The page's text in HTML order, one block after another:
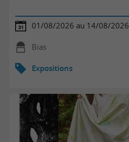
01/08/2026 au 14/08/2026
Bias
Expositions